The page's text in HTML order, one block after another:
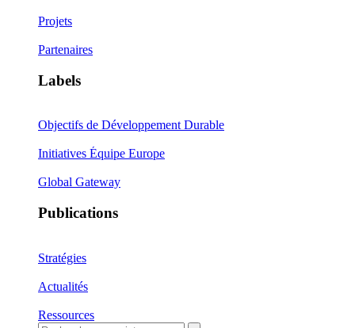
Projets
Partenaires
Labels
Objectifs de Développement Durable
Initiatives Équipe Europe
Global Gateway
Publications
Stratégies
Actualités
Ressources